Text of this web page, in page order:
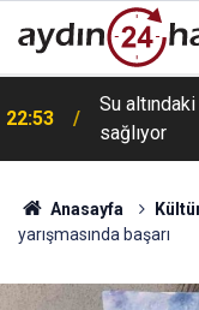
22:53
Su
sağlıyor
Anasayfa
yarışmasında başarı